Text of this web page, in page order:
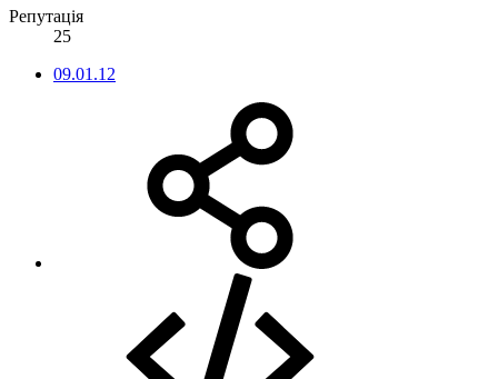
Репутація
25
09.01.12